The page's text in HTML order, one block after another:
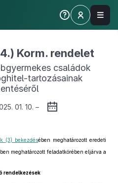
Korm. rendelet
családok
tartozásainak
01. 10. –
(3) bekezdésében meghatározott eredeti
meghatározott feladatkörében eljárva a
rendelkezések